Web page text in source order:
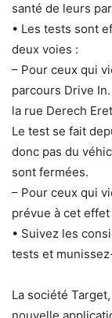
santé de leurs
• Les tests sont
deux voies :
– Pour ceux qui
parcours Drive
la rue Derech
Le test se fait
donc pas du
sont fermées.
– Pour ceux qui
prévue à cet
• Suivez les
tests et
La société